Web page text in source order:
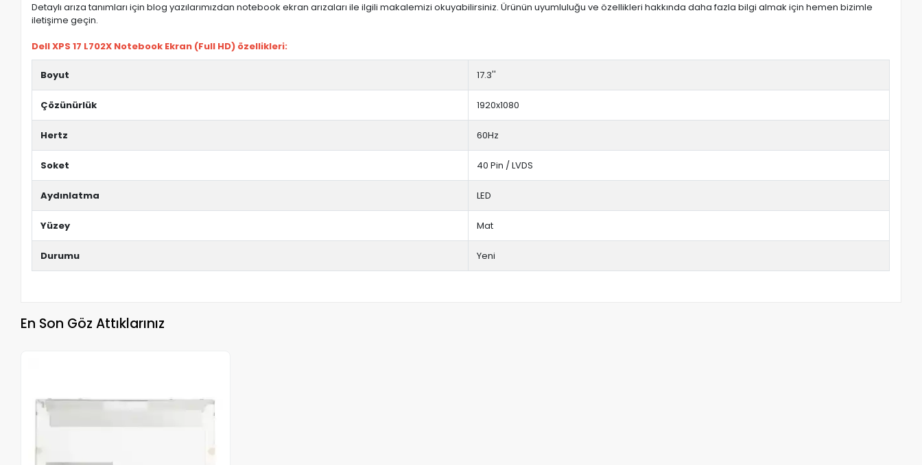
Detaylı arıza tanımları için blog yazılarımızdan notebook ekran arızaları ile ilgili makalemizi okuyabilirsiniz. Ürünün uyumluluğu ve özellikleri hakkında daha fazla bilgi almak için hemen bizimle
iletişime geçin.
Dell XPS 17 L702X Notebook Ekran (Full HD) özellikleri:
Boyut 17.3''
Çözünürlük 1920x1080
Hertz 60Hz
Soket 40 Pin / LVDS
Aydınlatma LED
Yüzey Mat
Durumu Yeni
En Son Göz Attıklarınız